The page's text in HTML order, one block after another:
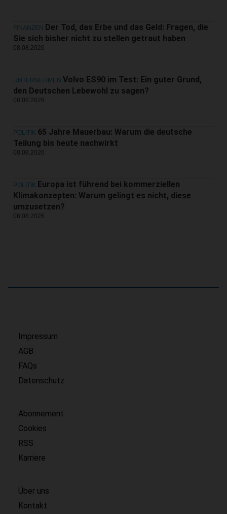
FINANZEN
Der Tod, das Erbe und das Geld: Fragen, die
Sie sich bisher nicht zu stellen getraut haben
08.08.2026
UNTERNEHMEN Volvo ES90 im Test: Ein guter Grund,
den Deutschen Lebewohl zu sagen?
08.08.2026
POLITIK 65 Jahre Mauerbau: Warum die deutsche
Teilung bis heute nachwirkt
08.08.2026
POLITIK Europa ist führend bei kommerziellen
Klimakonzepten: Warum gelingt es nicht, diese
umzusetzen?
08.08.2026
Impressum
AGB
FAQs
Datenschutz
Abonnement
Cookies
RSS
Karriere
Über uns
Kontakt